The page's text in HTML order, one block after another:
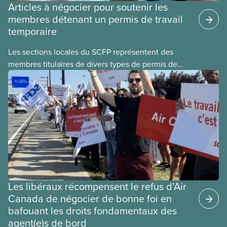
Articles à négocier pour soutenir les
membres détenant un permis de travail
temporaire
Les sections locales du SCFP représentent des
membres titulaires de divers types de permis de
travail temporaires, incluant les permis pour
travailleuses et travailleurs étrangers temporaires,
les permis d’études et les permis de
travail postdiplôme.
Les libéraux récompensent le refus d’Air
Canada de négocier de bonne foi en
bafouant les droits fondamentaux des
agent(e)s de bord